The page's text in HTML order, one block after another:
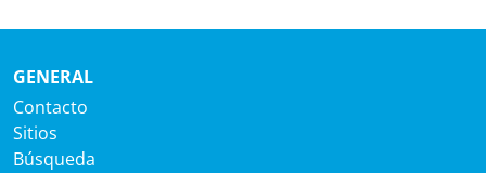
GENERAL
Contacto
Sitios
Búsqueda